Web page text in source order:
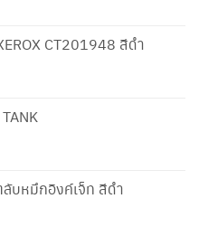
CT201948 สีดำ
บหมึกอิงค์เจ็ท สีดำ